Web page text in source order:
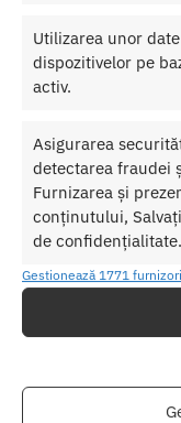
Utilizarea unor
dispozitivelor pe
activ.
Asigurarea
detectarea fraudei
Furnizarea și
conținutului,
de confidențialitate.
Gestionează 1771 furnizori
Protectia
Contul meu
Cum cumpăr
Livrare discretă
Modalități de plată
Modalități de livrare
Twitter